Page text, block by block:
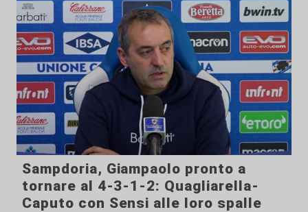
Sampdoria, Giampaolo pronto a
tornare al 4-3-1-2: Quagliarella-
Caputo con Sensi alle loro spalle